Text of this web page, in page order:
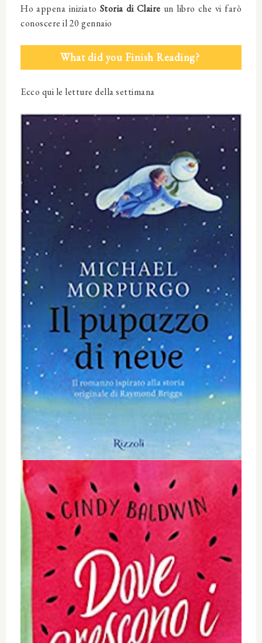
Ho appena iniziato Storia di Claire un libro che vi farò
conoscere il 20 gennaio
What did you Finish Reading?
Ecco qui le letture della settimana